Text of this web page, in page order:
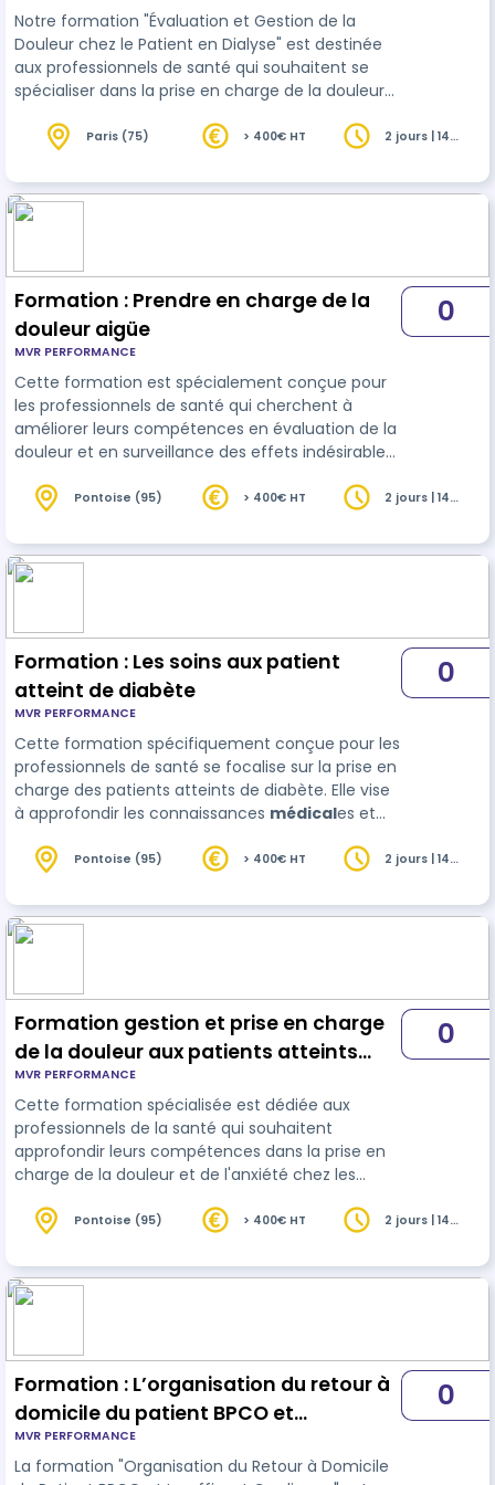
Notre formation "Évaluation et Gestion de la
Douleur chez le Patient en Dialyse" est destinée
aux professionnels de santé qui souhaitent se
spécialiser dans la prise en charge de la douleur
programme aborde les particularités de
dialyse, les défis de la gestion de la douleur dans
ce contexte spécifique, et les stratégies
Paris (75) > 400€ HT
2 jours | 14
Formation : Prendre en charge de la
douleur aigüe
MVR PERFORMANCE
Cette formation est spécialement conçue pour
les professionnels de santé qui cherchent à
améliorer leurs compétences en évaluation de la
douleur et en surveillance des effets indésirables
aborde des méthodes efficaces d'évaluation de
chronique et aiguë, ainsi que la reconnaissance
et la gestion des effets secondaires des
0
Pontoise (95) > 400€ HT
2 jours | 14
Formation : Les soins aux patient
atteint de diabète
MVR PERFORMANCE
Cette formation spécifiquement conçue pour les
professionnels de santé se focalise sur la prise en
charge des patients atteints de diabète. Elle vise
à approfondir les connaissances médicales et
diabète dans ses diverses formes, incluant le
gestationnel. Les participants exploreront les
dernières avancées en matière de traitement, de
0
Pontoise (95) > 400€ HT
2 jours | 14
Formation gestion et prise en charge
de la douleur aux patients atteints
d’insuffisant rénale chronique (IRC)
MVR PERFORMANCE
Cette formation spécialisée est dédiée aux
professionnels de la santé qui souhaitent
approfondir leurs compétences dans la prise en
charge de la douleur et de l'anxiété chez les
à fournir une compréhension détaillée de
stratégies d'évaluation et de gestion efficaces .
Un accent particulier sera mis sur les approches
0
Pontoise (95) > 400€ HT
2 jours | 14
Formation : L’organisation du retour à
domicile du patient BPCO et
Insuffisant Cardiaque
MVR PERFORMANCE
La formation "Organisation du Retour à Domicile
0